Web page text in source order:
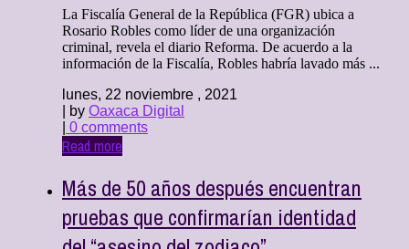
La Fiscalía General de la República (FGR) ubica a
Rosario Robles como líder de una organización
criminal, revela el diario Reforma. De acuerdo a la
información de la Fiscalía, Robles habría lavado más ...
lunes, 22 noviembre , 2021
| by Oaxaca Digital
0 comments
Read more
Más de 50 años después encuentran
pruebas que confirmarían identidad